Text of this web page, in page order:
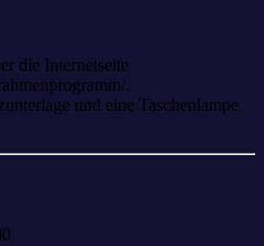
die Internetseite
.
und eine Taschenlampe